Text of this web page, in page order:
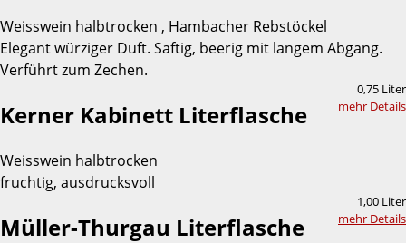
Weisswein halbtrocken , Hambacher Rebstöckel
Elegant würziger Duft. Saftig, beerig mit langem Abgang.
Verführt zum Zechen.
0,75 Liter
mehr Details
Kerner Kabinett Literflasche
Weisswein halbtrocken
fruchtig, ausdrucksvoll
1,00 Liter
mehr Details
Müller-Thurgau Literflasche